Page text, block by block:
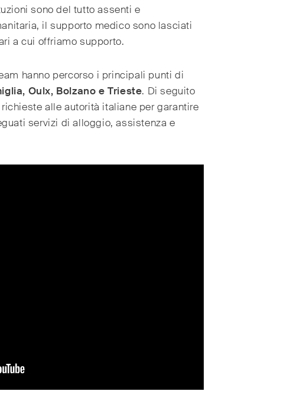
sono del tutto assenti e
il supporto medico sono lasciati
a cui offriamo supporto.
hanno percorso i principali punti di
Oulx, Bolzano e Trieste. Di seguito
alle autorità italiane per garantire
servizi di alloggio, assistenza e